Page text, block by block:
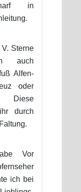
in
Sterne
auch
Alfen-
oder
Diese
durch
Vor
ich bei